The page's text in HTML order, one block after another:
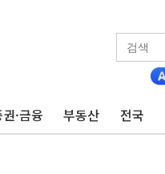
·금융 부동산 전국
착 의무화 추진..."업계 성장 저
수 추진